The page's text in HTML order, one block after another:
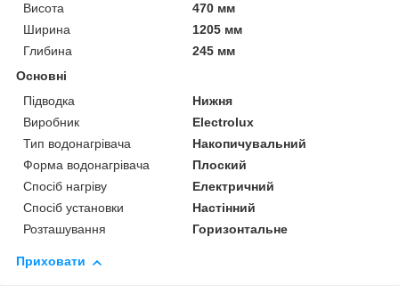
Висота
470 мм
Ширина
1205 мм
Глибина
245 мм
Основні
Підводка
Нижня
Виробник
Electrolux
Тип водонагрівача
Накопичувальний
Форма водонагрівача
Плоский
Спосіб нагріву
Електричний
Спосіб установки
Настінний
Розташування
Горизонтальне
Приховати